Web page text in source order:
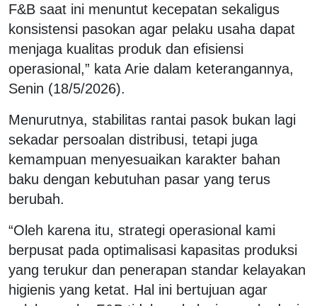
F&B saat ini menuntut kecepatan sekaligus
konsistensi pasokan agar pelaku usaha dapat
menjaga kualitas produk dan efisiensi
operasional,” kata Arie dalam keterangannya,
Senin (18/5/2026).
Menurutnya, stabilitas rantai pasok bukan lagi
sekadar persoalan distribusi, tetapi juga
kemampuan menyesuaikan karakter bahan
baku dengan kebutuhan pasar yang terus
berubah.
“Oleh karena itu, strategi operasional kami
berpusat pada optimalisasi kapasitas produksi
yang terukur dan penerapan standar kelayakan
higienis yang ketat. Hal ini bertujuan agar